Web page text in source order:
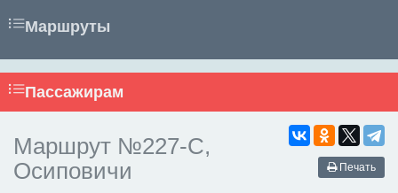
Маршруты
Пассажирам
Печать
Маршрут №227-С,
Осиповичи